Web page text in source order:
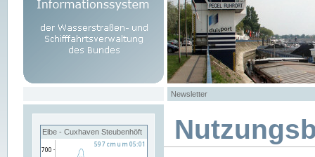
Newsletter
Elbe - Cuxhaven Steubenhöft